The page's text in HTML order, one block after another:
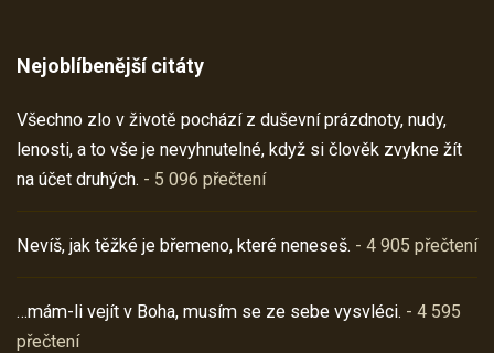
Nejoblíbenější citáty
Všechno zlo v životě pochází z duševní prázdnoty, nudy,
lenosti, a to vše je nevyhnutelné, když si člověk zvykne žít
na účet druhých. - 5 096 přečtení
Nevíš, jak těžké je břemeno, které neneseš. - 4 905 přečtení
…mám-li vejít v Boha, musím se ze sebe vysvléci. - 4 595
přečtení